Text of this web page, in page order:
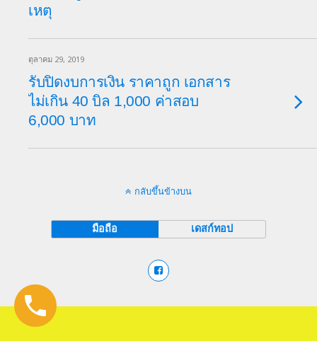
เหตุ
ตุลาคม 29, 2019
รับปิดงบการเงิน ราคาถูก เอกสาร
ไม่เกิน 40 บิล 1,000 ค่าสอบ
6,000 บาท
กลับขึ้นข้างบน
มือถือ เดสก์ทอป